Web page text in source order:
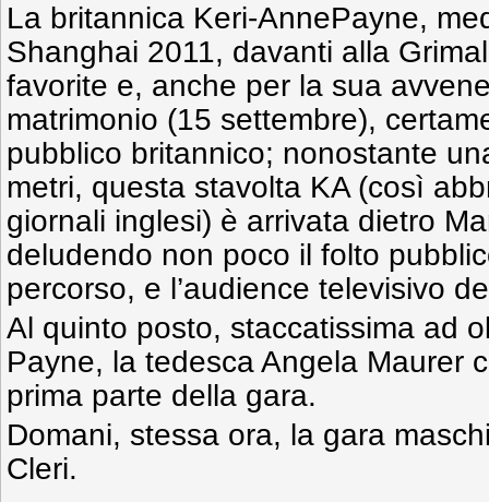
La britannica Keri-AnnePayne,
Shanghai 2011, davanti alla
favorite e, anche per la sua
matrimonio (15 settembre),
pubblico britannico; nonostante
metri, questa stavolta KA (così
giornali inglesi) è arrivata dietro
deludendo non poco il folto
percorso, e l’audience televisivo
Al quinto posto, staccatissima ad
Payne, la tedesca Angela Maurer
prima parte della gara.
Domani, stessa ora, la gara
Cleri.